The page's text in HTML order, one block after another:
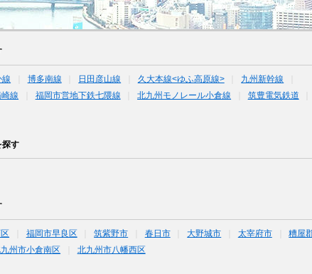
線 博多南線 日田彦山線 久大本線<ゆふ高原線>
九州新幹線
線 福岡市営地下鉄七隈線 北九州モノレール小倉線
筑豊電気鉄道
探す
福岡市早良区 筑紫野市 春日市 大野城市 太宰府市
糟屋
州市小倉南区 北九州市八幡西区